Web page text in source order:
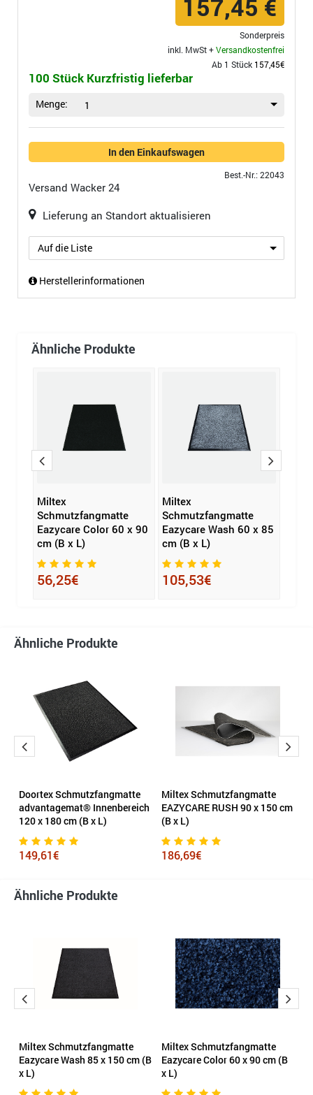
157,45 €
Sonderpreis
inkl. MwSt +Versandkostenfrei
Ab 1 Stück 157,45€
100 Stück Kurzfristig lieferbar
Menge: 1
In den Einkaufswagen
Best.-Nr.: 22043
Versand Wacker 24
Lieferung an Standort aktualisieren
Auf die Liste
Herstellerinformationen
Ähnliche Produkte
Miltex
Schmutzfangmatte
Eazycare Color 60 x 90
cm (B x L)
56,25€
Miltex
Schmutzfangmatte
Eazycare Wash 60 x 85
cm (B x L)
105,53€
Ähnliche Produkte
Doortex Schmutzfangmatte
advantagemat® Innenbereich
120 x 180 cm (B x L)
149,61€
Miltex Schmutzfangmatte
EAZYCARE RUSH 90 x 150 cm
(B x L)
186,69€
Ähnliche Produkte
Miltex Schmutzfangmatte
Eazycare Wash 85 x 150 cm (B
x L)
Miltex Schmutzfangmatte
Eazycare Color 60 x 90 cm (B
x L)